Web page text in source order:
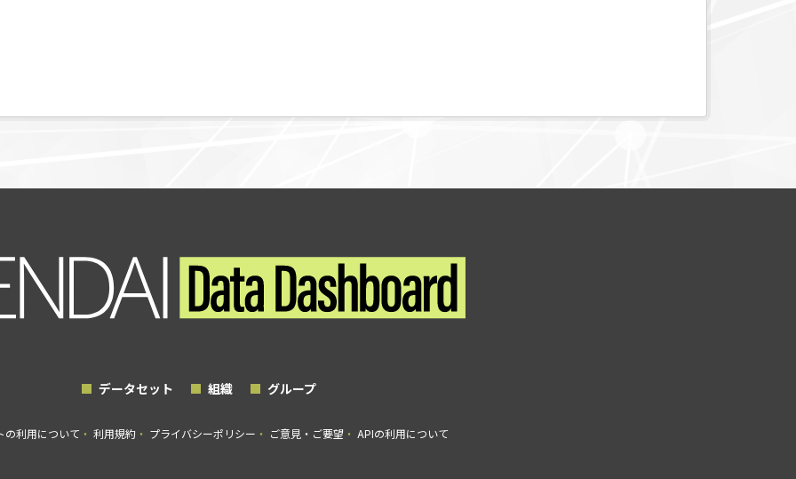
データセット 組織 グループ
の利用について 利用規約 プライバシーポリシー ご意見・ご要望 APIの利用について